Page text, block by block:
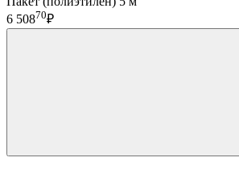
6 50870₽